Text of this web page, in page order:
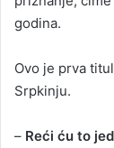
godina.
Ovo јe prva
Srpkinju.
– Reći ću to